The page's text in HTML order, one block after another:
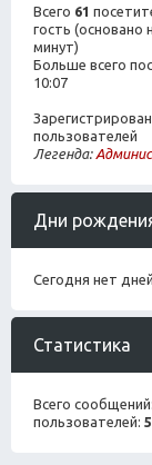
Всего 61
гость (основано
минут)
Больше всего
10:07
пользователей
Легенда:
Дни
Сегодня нет
Статистика
Всего сообщений:
пользователей: